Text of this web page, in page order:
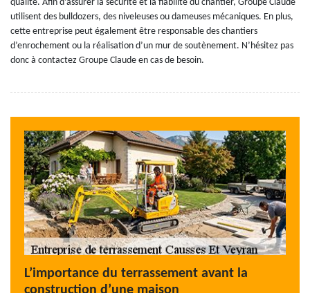
qualité. Afin d’assurer la sécurité et la fiabilité du chantier, Groupe Claude
utilisent des bulldozers, des niveleuses ou dameuses mécaniques. En plus,
cette entreprise peut également être responsable des chantiers
d’enrochement ou la réalisation d’un mur de soutènement. N’hésitez pas
donc à contactez Groupe Claude en cas de besoin.
L’importance du terrassement avant la